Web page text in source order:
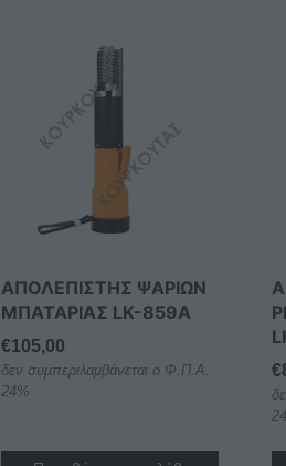
ΑΠΟΛΕΠΙΣΤΗΣ ΨΑΡΙΩΝ
ΜΠΑΤΑΡΙΑΣ LK-859A
€105,00
δεν συμπεριλαμβάνεται ο Φ.Π.Α.
24%
€